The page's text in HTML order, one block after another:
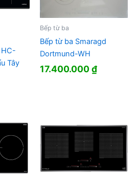
Tây
Bếp từ ba
Bếp từ ba Smaragd
Dortmund-WH
17.400.000₫